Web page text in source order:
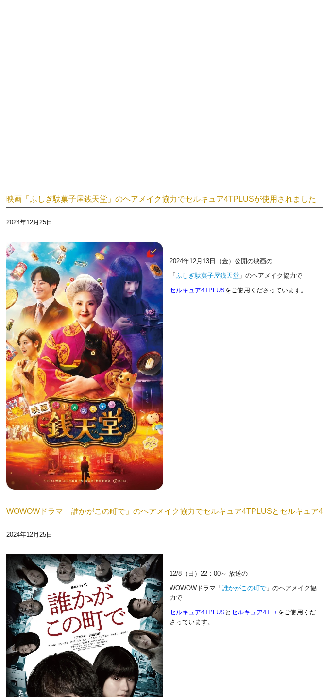
映画「ふしぎ駄菓子屋銭天堂」のヘアメイク協力でセルキュア4TPLUSが使用されました
2024年12月25日
2024年12月13日（金）公開の映画の
「ふしぎ駄菓子屋銭天堂」のヘアメイク協力で
セルキュア4TPLUSをご使用くださっています。
WOWOWドラマ「誰かがこの町で」のヘアメイク協力でセルキュア4TPLUSとセルキュア
2024年12月25日
12/8（日）22：00～ 放送の
WOWOWドラマ「 誰かがこの町で」のヘアメイク協
力で
セルキュア4TPLUS と セルキュア4T++をご使用くだ
さっています。